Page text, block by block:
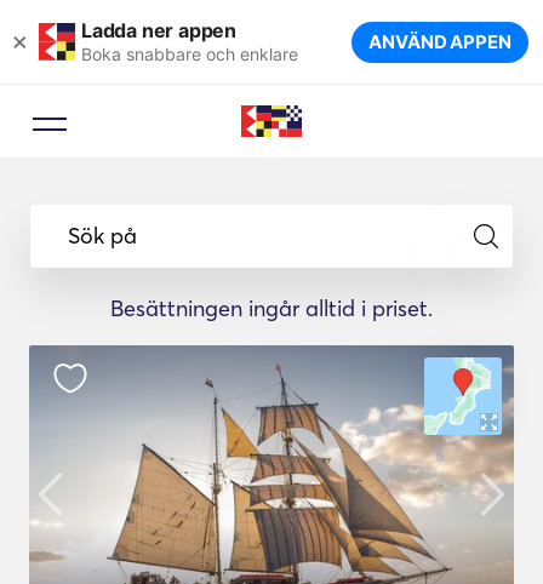
× Ladda ner appen
Boka snabbare och enklare ANVÄND APPEN
Sök på
Besättningen ingår alltid i priset.